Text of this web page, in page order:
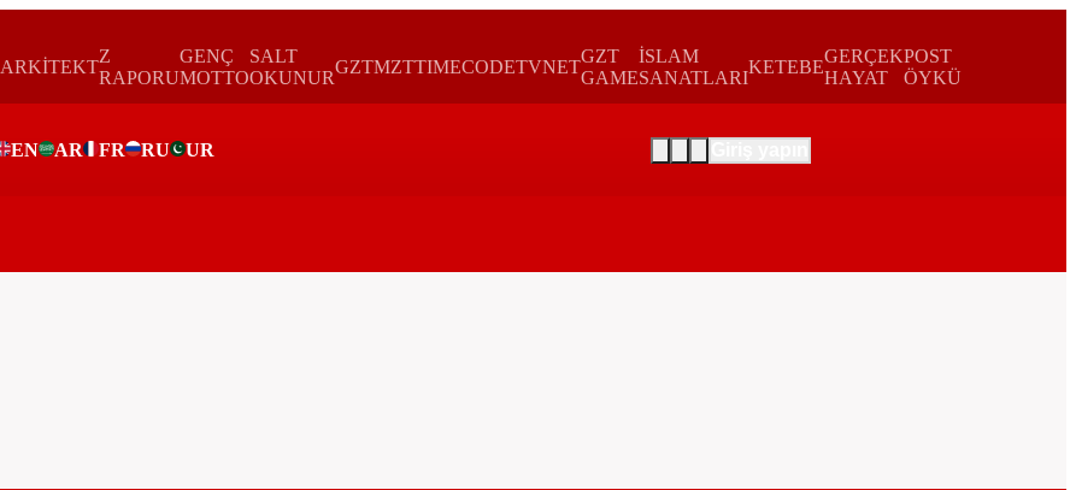
ARKİTEKT
Z
RAPORU
GENÇ
MOTTO
SALT
OKUNUR
GZTMZTTIMECODETVNET
GZT
GAME
İSLAM
SANATLARI
KETEBE
GERÇEK
HAYAT
POST
ÖYKÜ
EN AR FR RU UR